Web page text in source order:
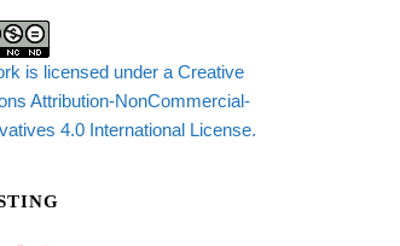
is licensed under a Creative
Attribution-NonCommercial-
4.0 International License.